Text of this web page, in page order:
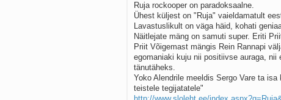
Ruja rockooper on paradoksaalne.
Ühest küljest on "Ruja" vaieldamatult
Lavastuslikult on väga häid, kohati
Näitlejate mäng on samuti super. Eriti
Priit Võigemast mängis Rein Rannapi
egomaniaki kuju nii positiivse auraga,
tänutäheks.
Yoko Alendrile meeldis Sergo Vare ta
teistele tegijatatele"